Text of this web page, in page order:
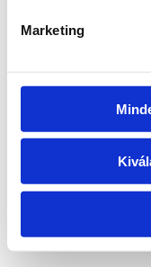
Marketing